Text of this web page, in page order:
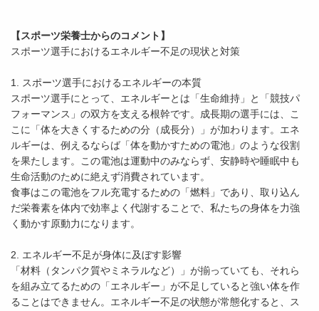
【スポーツ栄養士からのコメント】
スポーツ選手におけるエネルギー不足の現状と対策
1. スポーツ選手におけるエネルギーの本質
スポーツ選手にとって、エネルギーとは「生命維持」と「競技パ
フォーマンス」の双方を支える根幹です。成長期の選手には、こ
こに「体を大きくするための分（成長分）」が加わります。エネ
ルギーは、例えるならば「体を動かすための電池」のような役割
を果たします。この電池は運動中のみならず、安静時や睡眠中も
生命活動のために絶えず消費されています。
食事はこの電池をフル充電するための「燃料」であり、取り込ん
だ栄養素を体内で効率よく代謝することで、私たちの身体を力強
く動かす原動力になります。
2. エネルギー不足が身体に及ぼす影響
「材料（タンパク質やミネラルなど）」が揃っていても、それら
を組み立てるための「エネルギー」が不足していると強い体を作
ることはできません。エネルギー不足の状態が常態化すると、ス